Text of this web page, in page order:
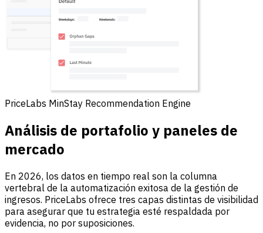
PriceLabs MinStay Recommendation Engine
Análisis de portafolio y paneles de
mercado
En 2026, los datos en tiempo real son la columna
vertebral de la automatización exitosa de la gestión de
ingresos. PriceLabs ofrece tres capas distintas de visibilidad
para asegurar que tu estrategia esté respaldada por
evidencia, no por suposiciones.